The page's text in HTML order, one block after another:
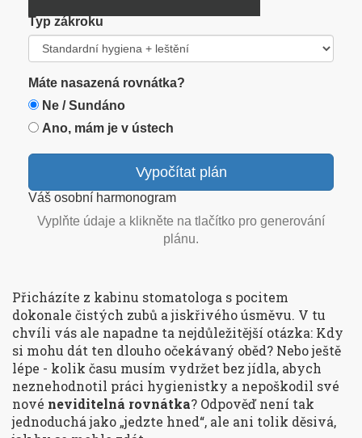
Typ zákroku
Máte nasazená rovnátka?
Ne / Sundáno
Ano, mám je v ústech
Vypočítat plán
Váš osobní harmonogram
Vyplňte údaje a klikněte na tlačítko pro generování
plánu.
Přicházíte z kabinu stomatologa s pocitem
dokonale čistých zubů a jiskřivého úsměvu. V tu
chvíli vás ale napadne ta nejdůležitější otázka: Kdy
si mohu dát ten dlouho očekávaný oběd? Nebo ještě
lépe - kolik času musím vydržet bez jídla, abych
neznehodnotil práci hygienistky a nepoškodil své
nové neviditelná rovnátka? Odpověď není tak
jednoduchá jako „jedzte hned“, ale ani tolik děsivá,